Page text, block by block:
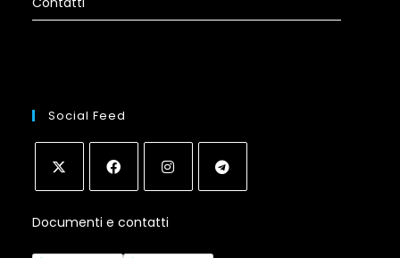
Social Feed
in
in
in
Documenti e contatti